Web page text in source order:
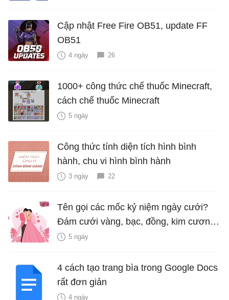
Cập nhật Free Fire OB51, update FF
OB51
4 ngày 26
1000+ công thức chế thuốc Minecraft,
cách chế thuốc Minecraft
5 ngày
Công thức tính diện tích hình bình
hành, chu vi hình bình hành
3 ngày 22
Tên gọi các mốc kỷ niệm ngày cưới?
Đám cưới vàng, bạc, đồng, kim cương
là bao nhiêu năm?
5 ngày
4 cách tạo trang bìa trong Google Docs
rất đơn giản
4 ngày